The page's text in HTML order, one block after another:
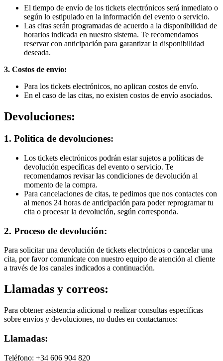
El tiempo de envío de los tickets electrónicos será inmediato o
según lo estipulado en la información del evento o servicio.
Las citas serán programadas de acuerdo a la disponibilidad de
horarios indicada en nuestro sistema. Te recomendamos
reservar con anticipación para garantizar la disponibilidad
deseada.
3. Costos de envío:
Para los tickets electrónicos, no aplican costos de envío.
En el caso de las citas, no existen costos de envío asociados.
Devoluciones:
1. Política de devoluciones:
Los tickets electrónicos podrán estar sujetos a políticas de
devolución específicas del evento o servicio. Te
recomendamos revisar las condiciones de devolución al
momento de la compra.
Para cancelaciones de citas, te pedimos que nos contactes con
al menos 24 horas de anticipación para poder reprogramar tu
cita o procesar la devolución, según corresponda.
2. Proceso de devolución:
Para solicitar una devolución de tickets electrónicos o cancelar una
cita, por favor comunícate con nuestro equipo de atención al cliente
a través de los canales indicados a continuación.
Llamadas y correos:
Para obtener asistencia adicional o realizar consultas específicas
sobre envíos y devoluciones, no dudes en contactarnos:
Llamadas:
Teléfono: +34 606 904 820